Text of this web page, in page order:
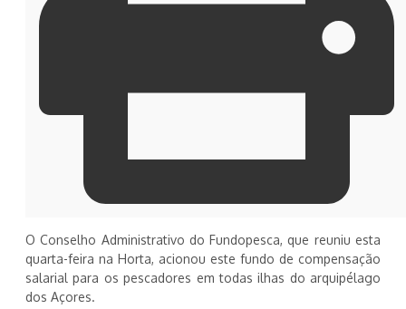
O Conselho Administrativo do Fundopesca, que reuniu esta
quarta-feira na Horta, acionou este fundo de compensação
salarial para os pescadores em todas ilhas do arquipélago
dos Açores.